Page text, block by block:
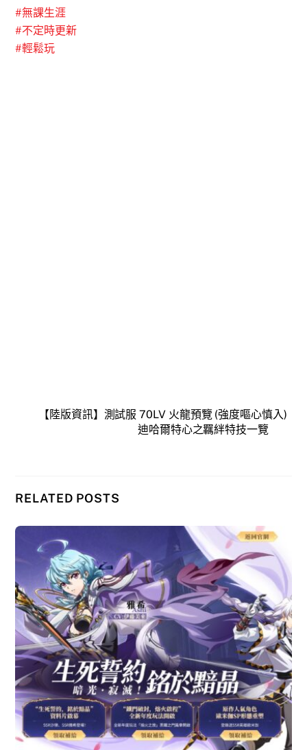
#無課生涯
#不定時更新
#輕鬆玩
【陸版資訊】測試服 70LV 火龍預覽 (強度嘔心慎入)
迪哈爾特心之羈絆特技一覽
RELATED POSTS